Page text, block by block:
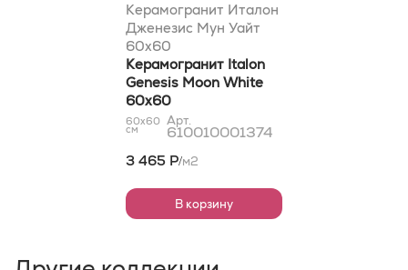
Керамогранит Италон
Дженезис Мун Уайт
60x60
Керамогранит Italon
Genesis Moon White
60x60
60x60
см
Арт.
610010001374
3 465 Р/м2
В корзину